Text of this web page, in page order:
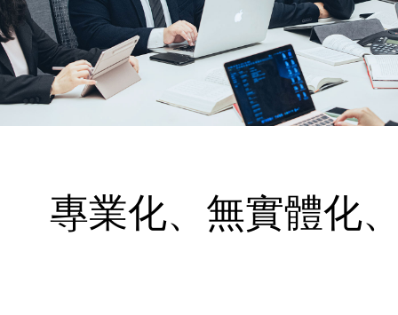
專業化、無實體化